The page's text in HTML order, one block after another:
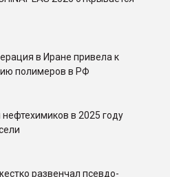
в Иране привела к
полимеров в РФ
нефтехимиков в 2025 году
развенчал псевдо-